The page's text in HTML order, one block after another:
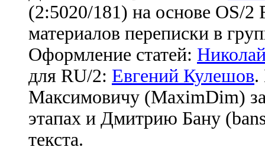
(2:5020/181) на основе OS/
материалов переписки в
Оформление статей:
для RU/2: Евгений Кулешов.
Максимовичу (MaximDim)
этапах и Дмитрию Бану
текста.